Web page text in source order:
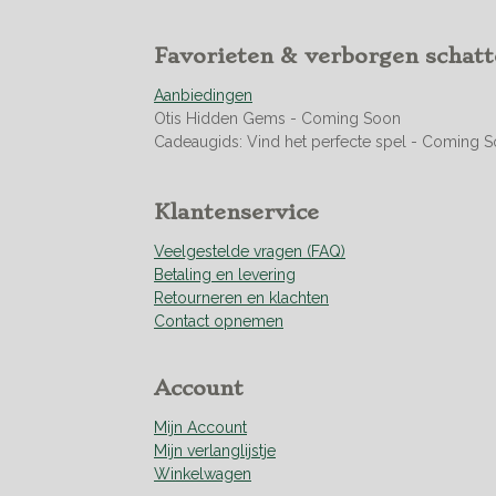
7
4
2
2
5
2
1
s
t
e
n
Favorieten & verborgen
Aanbiedingen
Otis Hidden Gems - Coming Soon
Cadeaugids: Vind het perfecte spel - Coming
Klantenservice
Veelgestelde vragen (FAQ)
Betaling en levering
Retourneren en klachten
Contact opnemen
Account
Mijn Account
Mijn verlanglijstje
Winkelwagen